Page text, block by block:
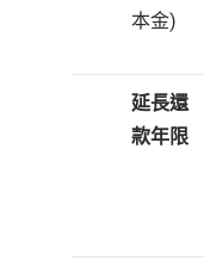
本金)
延長還
款年限